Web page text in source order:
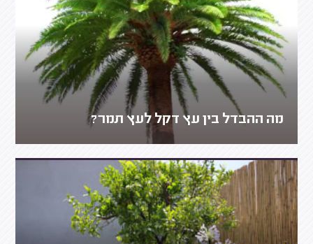
מה ההבדל בין עץ דקל לעץ תמר?